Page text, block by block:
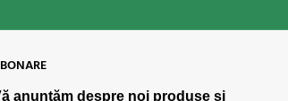
anunțăm despre noi produse și